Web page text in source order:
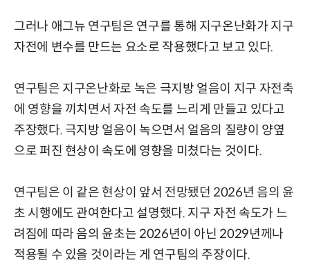
그러나 애그뉴 연구팀은 연구를 통해 지구온난화가 지구
자전에 변수를 만드는 요소로 작용했다고 보고 있다.
연구팀은 지구온난화로 녹은 극지방 얼음이 지구 자전축
에 영향을 끼치면서 자전 속도를 느리게 만들고 있다고
주장했다. 극지방 얼음이 녹으면서 얼음의 질량이 양옆
으로 퍼진 현상이 속도에 영향을 미쳤다는 것이다.
연구팀은 이 같은 현상이 앞서 전망됐던 2026년 음의 윤
초 시행에도 관여한다고 설명했다. 지구 자전 속도가 느
려짐에 따라 음의 윤초는 2026년이 아닌 2029년께나
적용될 수 있을 것이라는 게 연구팀의 주장이다.